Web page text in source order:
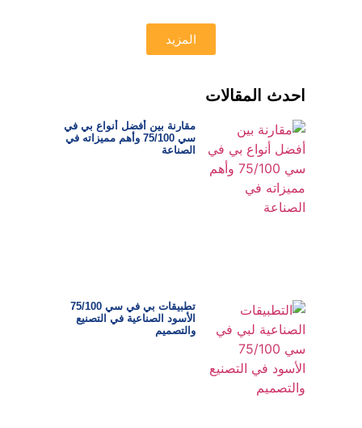
المزيد
احدث المقالات
مقارنة بين أفضل أنواع بي في
سي 75/100 وأهم مميزاته في
الصناعة
تطبيقات بي في سي 75/100
الأسود الصناعية في التصنيع
والتصميم